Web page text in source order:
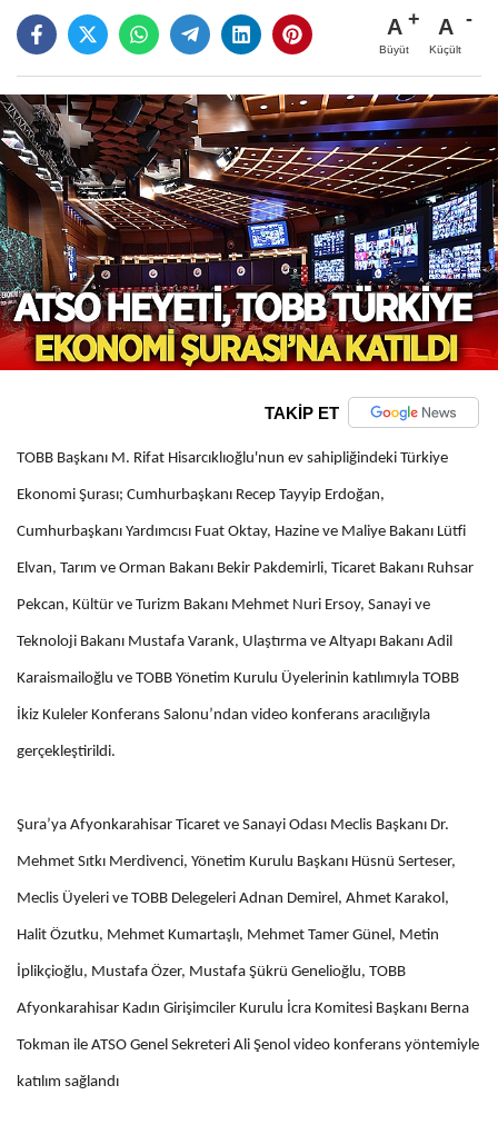
A
Büyüt
A
Küçült
TAKİP ET
TOBB Başkanı M. Rifat Hisarcıklıoğlu'nun ev sahipliğindeki Türkiye
Ekonomi Şurası; Cumhurbaşkanı Recep Tayyip Erdoğan,
Cumhurbaşkanı Yardımcısı Fuat Oktay, Hazine ve Maliye Bakanı Lütfi
Elvan, Tarım ve Orman Bakanı Bekir Pakdemirli, Ticaret Bakanı Ruhsar
Pekcan, Kültür ve Turizm Bakanı Mehmet Nuri Ersoy, Sanayi ve
Teknoloji Bakanı Mustafa Varank, Ulaştırma ve Altyapı Bakanı Adil
Karaismailoğlu ve TOBB Yönetim Kurulu Üyelerinin katılımıyla TOBB
İkiz Kuleler Konferans Salonu’ndan video konferans aracılığıyla
gerçekleştirildi.
Şura’ya Afyonkarahisar Ticaret ve Sanayi Odası Meclis Başkanı Dr.
Mehmet Sıtkı Merdivenci, Yönetim Kurulu Başkanı Hüsnü Serteser,
Meclis Üyeleri ve TOBB Delegeleri Adnan Demirel, Ahmet Karakol,
Halit Özutku, Mehmet Kumartaşlı, Mehmet Tamer Günel, Metin
İplikçioğlu, Mustafa Özer, Mustafa Şükrü Genelioğlu, TOBB
Afyonkarahisar Kadın Girişimciler Kurulu İcra Komitesi Başkanı Berna
Tokman ile ATSO Genel Sekreteri Ali Şenol video konferans yöntemiyle
katılım sağlandı